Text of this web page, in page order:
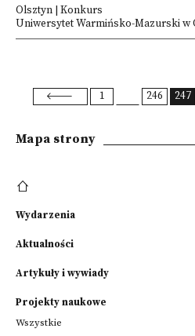
Olsztyn | Konkurs
Uniwersytet Warmińsko-Mazurski w
1 246 247
Mapa strony
Wydarzenia
Aktualności
Artykuły i wywiady
Projekty naukowe
Wszystkie